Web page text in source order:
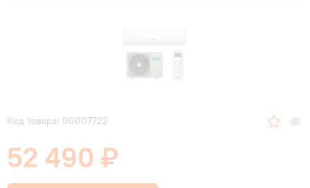
Код товара: 00007722
52 490 ₽